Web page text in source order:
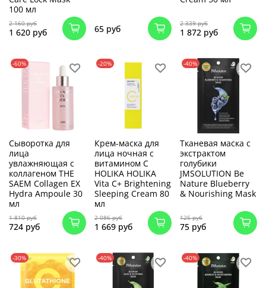
100 мл
2 160 руб
1 620 руб 65 руб 2 339 руб
1 872 руб
-60%
Сыворотка для
лица
увлажняющая с
коллагеном THE
SAEM Collagen EX
Hydra Ampoule 30
мл
1 810 руб
724 руб
-20%
Крем-маска для
лица ночная c
витамином C
HOLIKA HOLIKA
Vita C+ Brightening
Sleeping Cream 80
мл
2 086 руб
1 669 руб
-40%
Тканевая маска с
экстрактом
голубики
JMSOLUTION Be
Nature Blueberry
& Nourishing Mask
125 руб
75 руб
-30% -40% -40%